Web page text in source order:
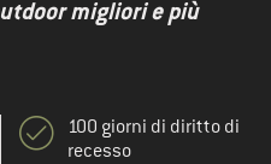
migliori e più
100 giorni di diritto di
recesso